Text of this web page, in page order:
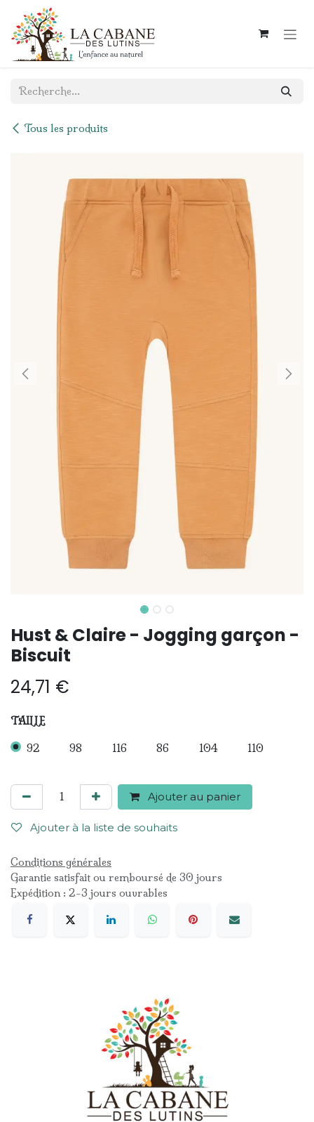
Se rendre au contenu
Tous les produits
Hust & Claire - Jogging garçon -
Biscuit
24,71 €
TAILLE
92 98 116 86 104 110
Ajouter au panier
Ajouter à la liste de souhaits
Conditions générales
Garantie satisfait ou remboursé de 30 jours
Expédition : 2-3 jours ouvrables